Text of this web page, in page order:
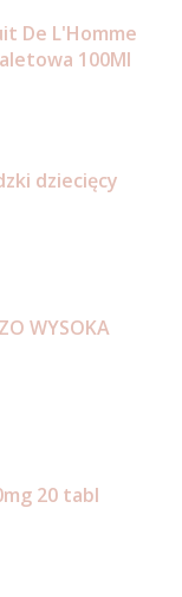
De L'Homme
100Ml
dziecięcy
WYSOKA
20 tabl